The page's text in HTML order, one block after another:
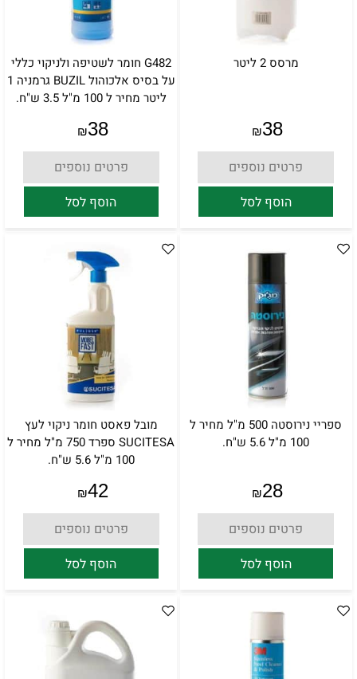
מרסס 2 ליטר
₪38
פרטים נוספים
הוסף לסל
G482 חומר לשטיפה ולניקוי כללי
על בסיס אלכוהול BUZIL גרמניה 1
ליטר מחיר ל 100 מ"ל 3.5 ש"ח.
₪38
פרטים נוספים
הוסף לסל
ספריי נירוסטה 500 מ"ל מחיר ל
100 מ"ל 5.6 ש"ח.
₪28
פרטים נוספים
הוסף לסל
מובל פאסט חומר ניקוי לעץ
SUCITESA ספרד 750 מ"ל מחיר ל
100 מ"ל 5.6 ש"ח.
₪42
פרטים נוספים
הוסף לסל